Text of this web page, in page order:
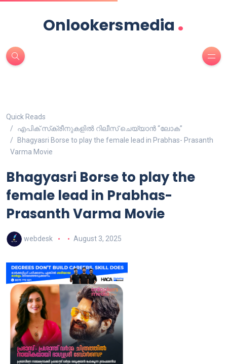
Onlookersmedia .
Quick Reads
എപിക് സ്‌ക്രീനുകളിൽ റിലീസ് ചെയ്യാൻ “ലോക”
Bhagyasri Borse to play the female lead in Prabhas- Prasanth
Varma Movie
Bhagyasri Borse to play the
female lead in Prabhas-
Prasanth Varma Movie
webdesk August 3, 2025